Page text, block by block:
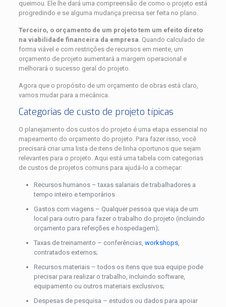
queimou. Ele lhe dará uma compreensão de como o projeto está
progredindo e se alguma mudança precisa ser feita no plano.
Terceiro, o orçamento de um projeto tem um efeito direto
na viabilidade financeira da empresa. Quando calculado de
forma viável e com restrições de recursos em mente, um
orçamento de projeto aumentará a margem operacional e
melhorará o sucesso geral do projeto.
Agora que o propósito de um orçamento de obras está claro,
vamos mudar para a mecânica.
Categorias de custo de projeto típicas
O planejamento dos custos do projeto é uma etapa essencial no
mapeamento do orçamento do projeto. Para fazer isso, você
precisará criar uma lista de itens de linha oportunos que sejam
relevantes para o projeto. Aqui está uma tabela com categorias
de custos de projetos comuns para ajudá-lo a começar:
Recursos humanos – taxas salariais de trabalhadores a
tempo inteiro e temporários
Gastos com viagens – Qualquer pessoa que viaja de um
local para outro para fazer o trabalho do projeto (incluindo
orçamento para refeições e hospedagem);
Taxas de treinamento – conferências, workshops,
contratados externos;
Recursos materiais – todos os itens que sua equipe pode
precisar para realizar o trabalho, incluindo software,
equipamento ou outros materiais exclusivos;
Despesas de pesquisa – estudos ou dados para apoiar